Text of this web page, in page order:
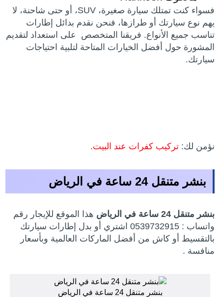
فسواء كنت تمتلك سيارة صغيرة، SUV، أو حتى شاحنة، لا
يهم نوع سيارتك أو طرازها، فنحن نقدم بدائل إطارات
تناسب جميع الأنواع. فريقنا المتخصص على استعداد لتقديم
المشورة حول أفضل الخيارات المتاحة لتلبية احتياجات
سيارتك.
نؤمن لك:تركيب كفرات عند البيت.
بنشر متنقل 24 ساعة في الرياض
بنشر متنقل 24 ساعة في الرياض
هذا الموقع للإيجار رقم
واتساب : 0539732915 اشتري أو بدل إطارات سيارتك
بالتقسيط أو كاش من أفضل الماركات العالمية وبأسعار
منافسة .
بنشر متنقل 24 ساعة في الرياض